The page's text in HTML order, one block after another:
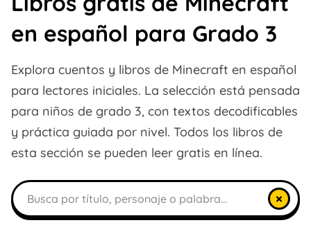
en español para Grado 3
Explora cuentos y libros de Minecraft en español
para lectores iniciales. La selección está pensada
para niños de grado 3, con textos decodificables
y práctica guiada por nivel. Todos los libros de
esta sección se pueden leer gratis en línea.
Buscar libros
×